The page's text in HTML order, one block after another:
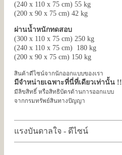
(240 x 110 x 75 cm) 55 kg
(200 x 90 x 75 cm) 42 kg
ผ่านน้ำหนักทดสอบ
(300 x 110 x 75 cm) 250 kg
(240 x 110 x 75 cm) 180 kg
(200 x 90 x 75 cm) 150 kg
สินค้าดีไซน์จากนักออกแบบของเรา
มีจำหน่ายเฉพาะที่นี่ที่เดียวเท่านั้น !!
มีลิขสิทธิ์ หรือสิทธิบัตรด้านการออกแบบ
จากกรมทรัพย์สินทางปัญญา
แรงบันดาลใจ - ดีไซน์